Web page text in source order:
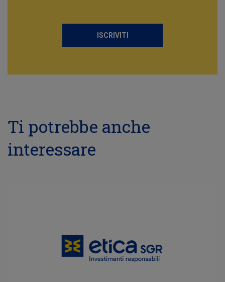
ISCRIVITI
Ti potrebbe anche
interessare